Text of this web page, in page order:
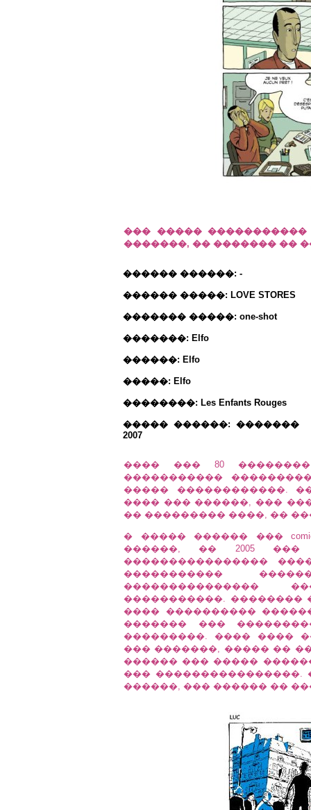
��� �����
�������, �� ������� ��
������ ������: -
������ �����: LOVE STORES
������� �����: one-shot
�������: Elfo
������: Elfo
�����: Elfo
��������: Les Enfants Rouges
����� ������: �������
2007
���� ��� 80 ��������,
�����������
����� ������������.
���� ��� ������, ���
�� ��������� ����, ��
� ����� ������ ���
������, �� 2005
����������������
�����������
���������������
�����������. ��������
���� ����������
������� ���
���������. ���� ����
��� �������, ����� ��
������ ��� �����
��� ����������������.
������, ��� ������ ��